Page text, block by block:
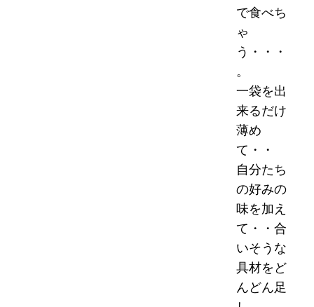
で食べち
ゃ
う・・・
。
一袋を出
来るだけ
薄め
て・・
自分たち
の好みの
味を加え
て・・合
いそうな
具材をど
んどん足